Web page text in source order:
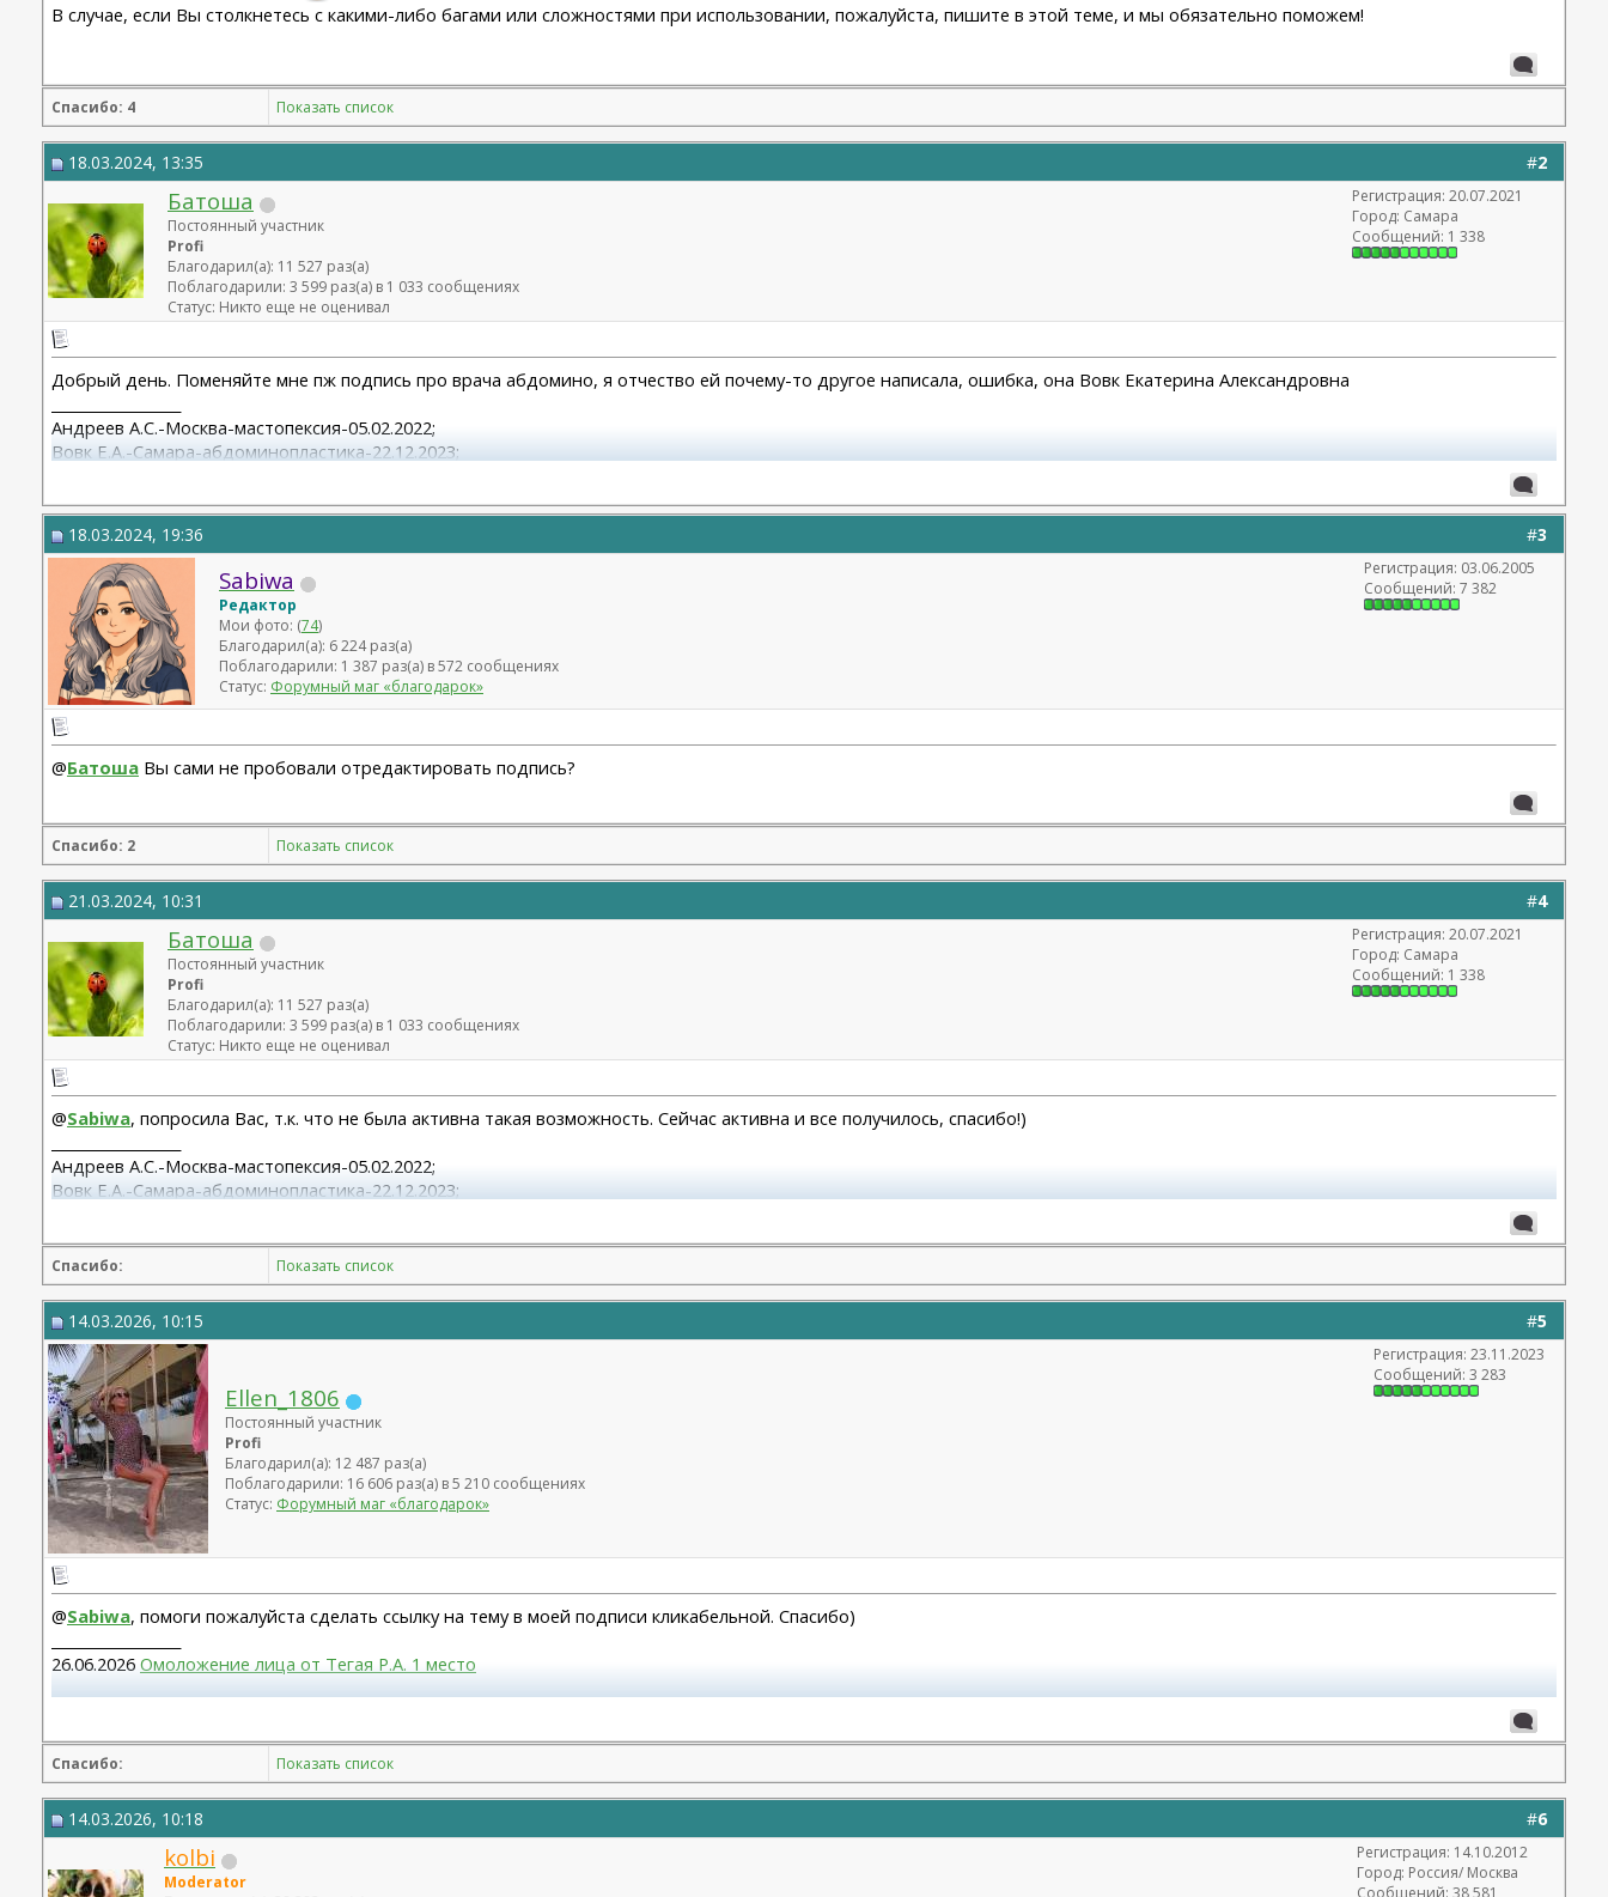
В случае, если Вы столкнетесь с какими-либо багами или сложностями при использовании, пожалуйста, пишите в этой теме, и мы обязательно поможем!
Спасибо: 4 Показать список
#2
18.03.2024, 13:35
Батоша
Постоянный участник
Profi
Благодарил(а): 11 527 раз(а)
Поблагодарили: 3 599 раз(а) в 1 033 сообщениях
Статус: Никто еще не оценивал
Регистрация: 20.07.2021
Город: Самара
Сообщений: 1 338
Добрый день. Поменяйте мне пж подпись про врача абдомино, я отчество ей почему-то другое написала, ошибка, она Вовк Екатерина Александровна
Андреев А.С.-Москва-мастопексия-05.02.2022;
Вовк Е.А.-Самара-абдоминопластика-22.12.2023;
#3
18.03.2024, 19:36
Sabiwa
Редактор
Мои фото: (74)
Благодарил(а): 6 224 раз(а)
Поблагодарили: 1 387 раз(а) в 572 сообщениях
Статус: Форумный маг «благодарок»
Регистрация: 03.06.2005
Сообщений: 7 382
@Батоша Вы сами не пробовали отредактировать подпись?
Спасибо: 2 Показать список
#4
21.03.2024, 10:31
Батоша
Постоянный участник
Profi
Благодарил(а): 11 527 раз(а)
Поблагодарили: 3 599 раз(а) в 1 033 сообщениях
Статус: Никто еще не оценивал
Регистрация: 20.07.2021
Город: Самара
Сообщений: 1 338
@Sabiwa, попросила Вас, т.к. что не была активна такая возможность. Сейчас активна и все получилось, спасибо!)
Андреев А.С.-Москва-мастопексия-05.02.2022;
Вовк Е.А.-Самара-абдоминопластика-22.12.2023;
Спасибо: Показать список
#5
14.03.2026, 10:15
Ellen_1806
Постоянный участник
Profi
Благодарил(а): 12 487 раз(а)
Поблагодарили: 16 606 раз(а) в 5 210 сообщениях
Статус: Форумный маг «благодарок»
Регистрация: 23.11.2023
Сообщений: 3 283
@Sabiwa, помоги пожалуйста сделать ссылку на тему в моей подписи кликабельной. Спасибо)
26.06.2026 Омоложение лица от Тегая Р.А. 1 место
Круговая блефаропластика, 24.02.2023 г., Малышева Н.А.- Не рекомендую.
Спасибо: Показать список
#6
14.03.2026, 10:18
kolbi
Moderator
Регистрация: 14.10.2012
Город: Россия/ Москва
Сообщений: 38 581